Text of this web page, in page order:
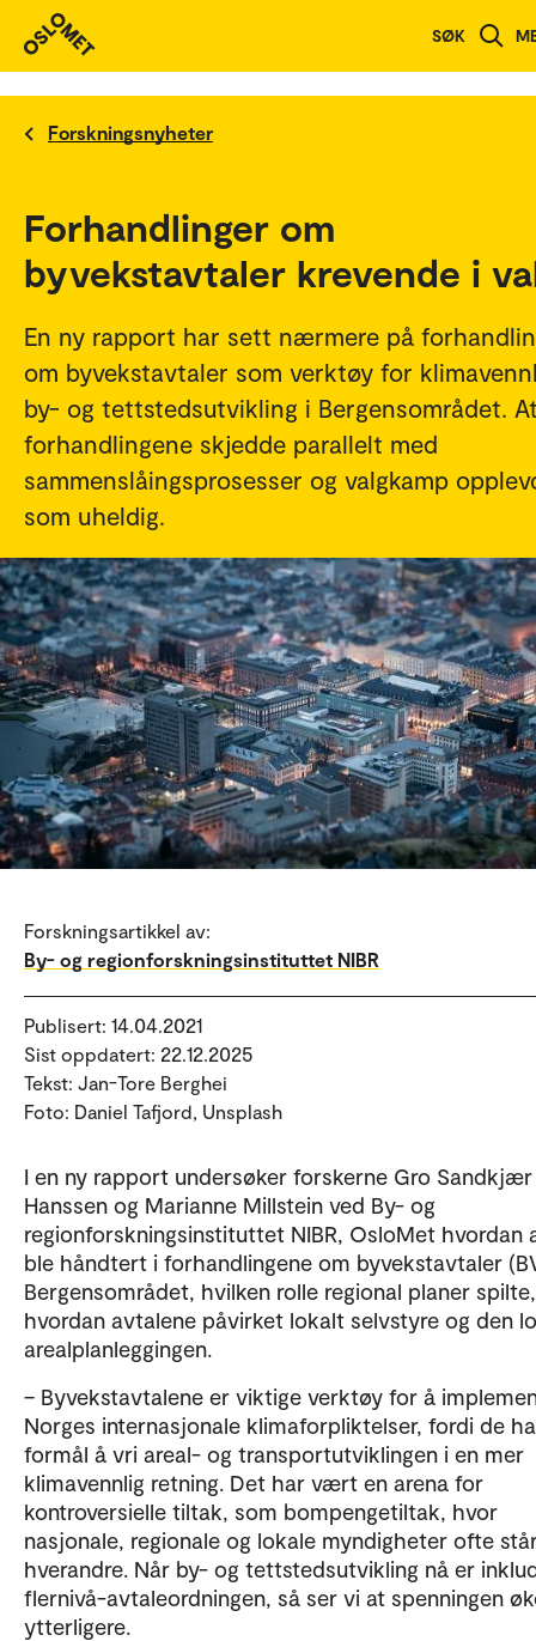
SØK
Forskningsnyheter
Forhandlinger om
byvekstavtaler krevende i
En ny rapport har sett nærmere på
om byvekstavtaler som verktøy for
by- og tettstedsutvikling i Bergensområdet.
forhandlingene skjedde parallelt med
sammenslåingsprosesser og valgkamp
som uheldig.
Forskningsartikkel av:
By- og regionforskningsinstituttet NIBR
Publisert: 14.04.2021
Sist oppdatert: 22.12.2025
Tekst: Jan-Tore Berghei
Foto: Daniel Tafjord, Unsplash
I en ny rapport undersøker forskerne Gro Sandkjær
Hanssen og Marianne Millstein ved By- og
regionforskningsinstituttet NIBR, OsloMet hvordan
ble håndtert i forhandlingene om byvekstavtaler
Bergensområdet, hvilken rolle regional planer
hvordan avtalene påvirket lokalt selvstyre og den
arealplanleggingen.
– Byvekstavtalene er viktige verktøy for å
Norges internasjonale klimaforpliktelser, fordi de
formål å vri areal- og transportutviklingen i en mer
klimavennlig retning. Det har vært en arena for
kontroversielle tiltak, som bompengetiltak, hvor
nasjonale, regionale og lokale myndigheter ofte
hverandre. Når by- og tettstedsutvikling nå er
flernivå-avtaleordningen, så ser vi at spenningen
ytterligere.